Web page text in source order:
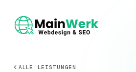
ALLE LEISTUNGEN